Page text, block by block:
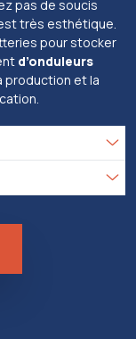
pas de soucis
très esthétique.
pour stocker
d’onduleurs
production et la